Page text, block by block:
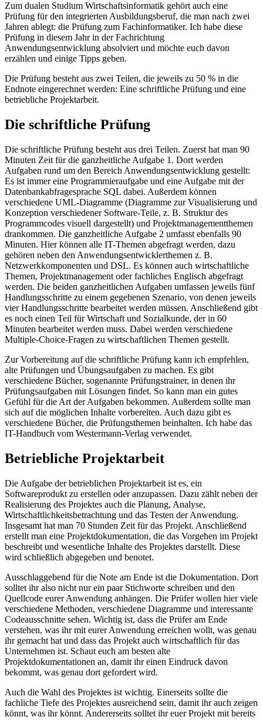
Zum dualen Studium Wirtschaftsinformatik gehört auch eine
Prüfung für den integrierten Ausbildungsberuf, die man nach zwei
Jahren ablegt: die Prüfung zum Fachinformatiker. Ich habe diese
Prüfung in diesem Jahr in der Fachrichtung
Anwendungsentwicklung absolviert und möchte euch davon
erzählen und einige Tipps geben.
Die Prüfung besteht aus zwei Teilen, die jeweils zu 50 % in die
Endnote eingerechnet werden: Eine schriftliche Prüfung und eine
betriebliche Projektarbeit.
Die schriftliche Prüfung
Die schriftliche Prüfung besteht aus drei Teilen. Zuerst hat man 90
Minuten Zeit für die ganzheitliche Aufgabe 1. Dort werden
Aufgaben rund um den Bereich Anwendungsentwicklung gestellt:
Es ist immer eine Programmieraufgabe und eine Aufgabe mit der
Datenbankabfragesprache SQL dabei. Außerdem können
verschiedene UML-Diagramme (Diagramme zur Visualisierung und
Konzeption verschiedener Software-Teile, z. B. Struktur des
Programmcodes visuell dargestellt) und Projektmanagementthemen
drankommen. Die ganzheitliche Aufgabe 2 umfasst ebenfalls 90
Minuten. Hier können alle IT-Themen abgefragt werden, dazu
gehören neben den Anwendungsentwicklerthemen z. B.
Netzwerkkomponenten und DSL. Es können auch wirtschaftliche
Themen, Projektmanagement oder fachliches Englisch abgefragt
werden. Die beiden ganzheitlichen Aufgaben umfassen jeweils fünf
Handlungsschritte zu einem gegebenen Szenario, von denen jeweils
vier Handlungsschritte bearbeitet werden müssen. Anschließend gibt
es noch einen Teil für Wirtschaft und Sozialkunde, der in 60
Minuten bearbeitet werden muss. Dabei werden verschiedene
Multiple-Choice-Fragen zu wirtschaftlichen Themen gestellt.
Zur Vorbereitung auf die schriftliche Prüfung kann ich empfehlen,
alte Prüfungen und Übungsaufgaben zu machen. Es gibt
verschiedene Bücher, sogenannte Prüfungstrainer, in denen ihr
Prüfungsaufgaben mit Lösungen findet. So kann man ein gutes
Gefühl für die Art der Aufgaben bekommen. Außerdem sollte man
sich auf die möglichen Inhalte vorbereiten. Auch dazu gibt es
verschiedene Bücher, die Prüfungsthemen beinhalten. Ich habe das
IT-Handbuch vom Westermann-Verlag verwendet.
Betriebliche Projektarbeit
Die Aufgabe der betrieblichen Projektarbeit ist es, ein
Softwareprodukt zu erstellen oder anzupassen. Dazu zählt neben der
Realisierung des Projektes auch die Planung, Analyse,
Wirtschaftlichkeitsbetrachtung und das Testen der Anwendung.
Insgesamt hat man 70 Stunden Zeit für das Projekt. Anschließend
erstellt man eine Projektdokumentation, die das Vorgehen im Projekt
beschreibt und wesentliche Inhalte des Projektes darstellt. Diese
wird schließlich abgegeben und benotet.
Ausschlaggebend für die Note am Ende ist die Dokumentation. Dort
solltet ihr also nicht nur ein paar Stichworte schreiben und den
Quellcode eurer Anwendung anhängen. Die Prüfer wollen hier viele
verschiedene Methoden, verschiedene Diagramme und interessante
Codeausschnitte sehen. Wichtig ist, dass die Prüfer am Ende
verstehen, was ihr mit eurer Anwendung erreichen wollt, was genau
ihr gemacht hat und dass das Projekt auch wirtschaftlich für das
Unternehmen ist. Schaut euch am besten alte
Projektdokumentationen an, damit ihr einen Eindruck davon
bekommt, was genau dort gefordert wird.
Auch die Wahl des Projektes ist wichtig. Einerseits sollte die
fachliche Tiefe des Projektes ausreichend sein, damit ihr auch zeigen
könnt, was ihr könnt. Andererseits solltet ihr euer Projekt mit bereits